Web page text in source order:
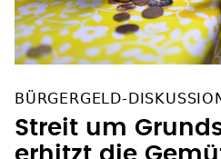
BÜRGERGELD-
Streit um
erhitzt die